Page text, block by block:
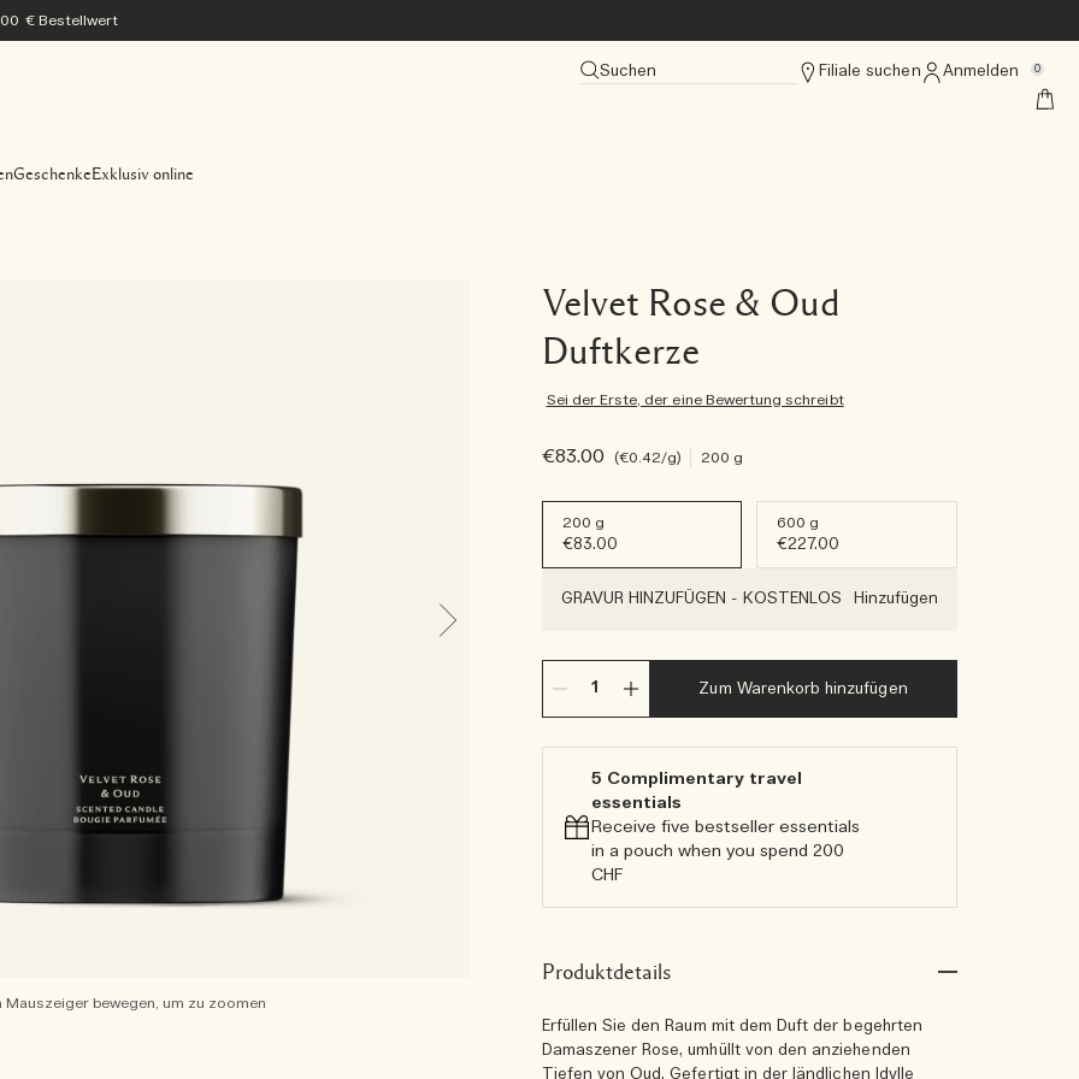
€ Bestellwert
Suchen Filiale suchen Anmelden 0
Geschenke Exklusiv online
Velvet Rose & Oud
Duftkerze
Sei der Erste, der eine Bewertung schreibt
Mauszeiger bewegen, um zu zoomen
€83.00 €0.42/g 200 g
200 g
€83.00
600 g
€227.00
GRAVUR HINZUFÜGEN - KOSTENLOS Hinzufügen
Zum Warenkorb hinzufügen
5 Complimentary travel
essentials​
Receive five bestseller essentials
in a pouch when you spend 200
CHF
Produktdetails
Erfüllen Sie den Raum mit dem Duft der begehrten
Damaszener Rose, umhüllt von den anziehenden
Tiefen von Oud. Gefertigt in der ländlichen Idylle